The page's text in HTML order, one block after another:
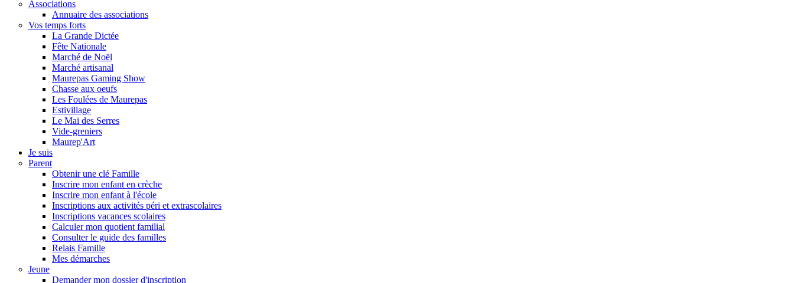
Associations
Annuaire des associations
Vos temps forts
La Grande Dictée
Fête Nationale
Marché de Noël
Marché artisanal
Maurepas Gaming Show
Chasse aux oeufs
Les Foulées de Maurepas
Estivillage
Le Mai des Serres
Vide-greniers
Maurep'Art
Je suis
Parent
Obtenir une clé Famille
Inscrire mon enfant en crèche
Inscrire mon enfant à l'école
Inscriptions aux activités péri et extrascolaires
Inscriptions vacances scolaires
Calculer mon quotient familial
Consulter le guide des familles
Relais Famille
Mes démarches
Jeune
Demander mon dossier d'inscription